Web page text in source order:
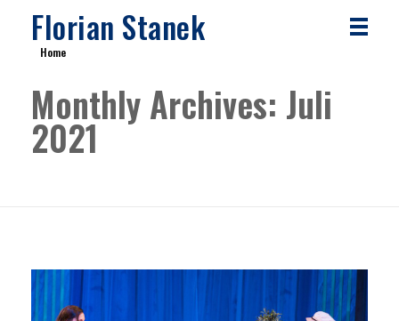
Florian Stanek
Home
Monthly Archives: Juli
2021